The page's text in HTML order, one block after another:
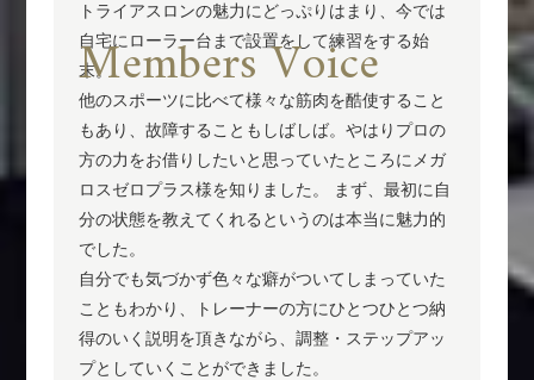
Members Voice
トライアスロンの魅力にどっぷりはまり、今では
自宅にローラー台まで設置をして練習をする始
末。
他のスポーツに比べて様々な筋肉を酷使すること
もあり、故障することもしばしば。やはりプロの
方の力をお借りしたいと思っていたところにメガ
ロスゼロプラス様を知りました。 まず、最初に自
分の状態を教えてくれるというのは本当に魅力的
でした。
自分でも気づかず色々な癖がついてしまっていた
こともわかり、トレーナーの方にひとつひとつ納
得のいく説明を頂きながら、調整・ステップアッ
プとしていくことができました。